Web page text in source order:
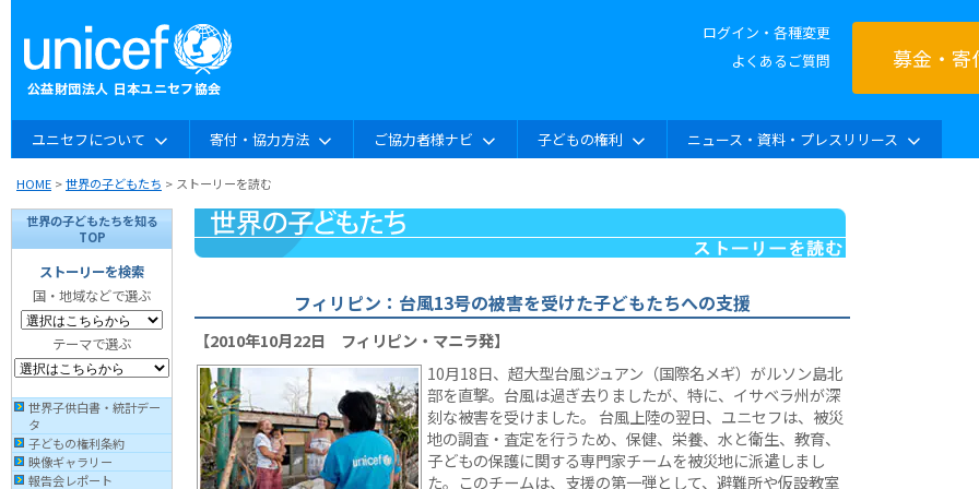
ログイン・各種変更
よくあるご質問
募金・寄
ユニセフについて 寄付・協力方法 ご協力者様ナビ 子どもの権利 ニュース・資料・プレスリリース
HOME >世界の子どもたち > ストーリーを読む
世界の子どもたちを知る
TOP
ストーリーを検索
国・地域などで選ぶ
テーマで選ぶ
世界子供白書・統計デー
タ
子どもの権利条約
映像ギャラリー
報告会レポート
フィリピン：台風13号の被害を受けた子どもたちへの支援
【2010年10月22日 フィリピン・マニラ発】
10月18日、超大型台風ジュアン（国際名メギ）がルソン島北
部を直撃。台風は過ぎ去りましたが、特に、イサベラ州が深
刻な被害を受けました。 台風上陸の翌日、ユニセフは、被災
地の調査・査定を行うため、保健、栄養、水と衛生、教育、
子どもの保護に関する専門家チームを被災地に派遣しまし
た。このチームは、支援の第一弾として、避難所や仮設教室